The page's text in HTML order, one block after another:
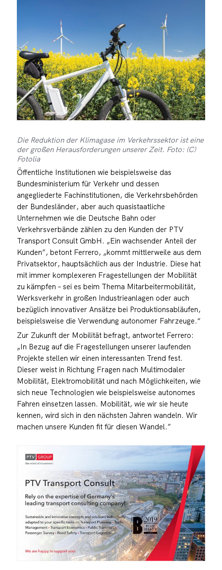
Die Reduktion der Klimagase im Verkehrssektor ist eine
der großen Herausforderungen unserer Zeit. Foto: (C)
Fotolia
Öffentliche Institutionen wie beispielsweise das
Bundesministerium für Verkehr und dessen
angegliederte Fachinstitutionen, die Verkehrsbehörden
der Bundesländer, aber auch quasistaatliche
Unternehmen wie die Deutsche Bahn oder
Verkehrsverbände zählen zu den Kunden der PTV
Transport Consult GmbH. „Ein wachsender Anteil der
Kunden”, betont Ferrero, „kommt mittlerweile aus dem
Privatsektor, hauptsächlich aus der Industrie. Diese hat
mit immer komplexeren Fragestellungen der Mobilität
zu kämpfen – sei es beim Thema Mitarbeitermobilität,
Werksverkehr in großen Industrieanlagen oder auch
bezüglich innovativer Ansätze bei Produktionsabläufen,
beispielsweise die Verwendung autonomer Fahrzeuge.“
Zur Zukunft der Mobilität befragt, antwortet Ferrero:
„In Bezug auf die Fragestellungen unserer laufenden
Projekte stellen wir einen interessanten Trend fest.
Dieser weist in Richtung Fragen nach Multimodaler
Mobilität, Elektromobilität und nach Möglichkeiten, wie
sich neue Technologien wie beispielsweise autonomes
Fahren einsetzen lassen. Mobilität, wie wir sie heute
kennen, wird sich in den nächsten Jahren wandeln. Wir
machen unsere Kunden fit für diesen Wandel.”